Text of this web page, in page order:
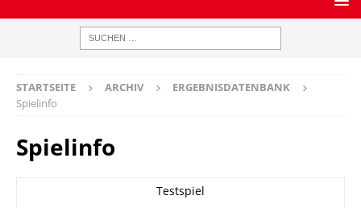
STARTSEITE ARCHIV
ERGEBNISDATENBANK
Spielinfo
Spielinfo
Testspiel